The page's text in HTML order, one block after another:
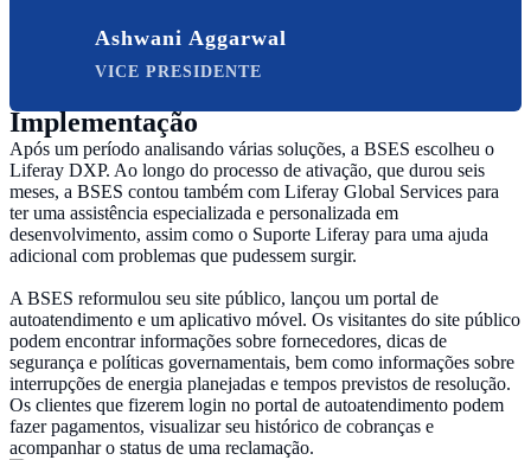
Ashwani Aggarwal
VICE PRESIDENTE
Implementação
Após um período analisando várias soluções, a BSES escolheu o
Liferay DXP. Ao longo do processo de ativação, que durou seis
meses, a BSES contou também com Liferay Global Services para
ter uma assistência especializada e personalizada em
desenvolvimento, assim como o Suporte Liferay para uma ajuda
adicional com problemas que pudessem surgir.
A BSES reformulou seu site público, lançou um portal de
autoatendimento e um aplicativo móvel. Os visitantes do site público
podem encontrar informações sobre fornecedores, dicas de
segurança e políticas governamentais, bem como informações sobre
interrupções de energia planejadas e tempos previstos de resolução.
Os clientes que fizerem login no portal de autoatendimento podem
fazer pagamentos, visualizar seu histórico de cobranças e
acompanhar o status de uma reclamação.